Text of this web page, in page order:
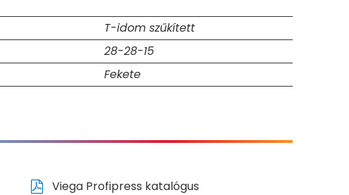
T-idom szűkített
28-28-15
Fekete
Viega Profipress katalógus